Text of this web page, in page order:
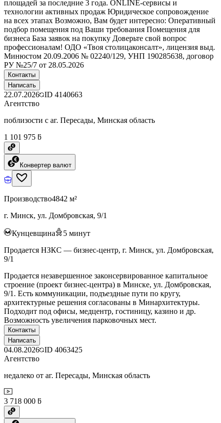
площадей за последние 3 года. ONLINE-сервисы и
технологии активных продаж Юридическое сопровождение
на всех этапах Возможно, Вам будет интересно: Оперативный
подбор помещения под Ваши требования Помещения для
бизнеса База заявок на покупку Доверьте свой вопрос
профессионалам! ОДО «Твоя столицаконсалт», лицензия выд.
Минюстом 20.09.2006 № 02240/129, УНП 190285638, договор
РУ №25/7 от 28.05.2026
Контакты
Написать
22.07.2026 ID 4140663
Агентство
поблизости с аг. Пересады, Минская область
1 101 975 ƃ
Конвертер валют
Производство4842 м²
г. Минск, ул. Домбровская, 9/1
Кунцевщина 5 минут
Продается НЗКС — бизнес-центр, г. Минск, ул. Домбровская,
9/1
Продается незавершенное законсервированное капитальное
строение (проект бизнес-центра) в Минске, ул. Домбровская,
9/1. Есть коммуникации, подъездные пути по кругу,
архитектурные решения согласованы в Минархитектуры.
Подходит под офисы, медцентр, гостиницу, казино и др.
Возможность увеличения парковочных мест.
Контакты
Написать
04.08.2026 ID 4063425
Агентство
недалеко от аг. Пересады, Минская область
3 718 000 ƃ